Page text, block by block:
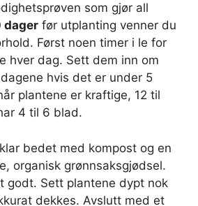
som gjør all
dager før utplanting venner du
Først noen timer i le for
hver dag. Sett dem inn om
hvis det er under 5
plantene er kraftige, 12 til
4 til 6 blad.
bedet med kompost og en
organisk grønnsaksgjødsel.
godt. Sett plantene dypt nok
dekkes. Avslutt med et